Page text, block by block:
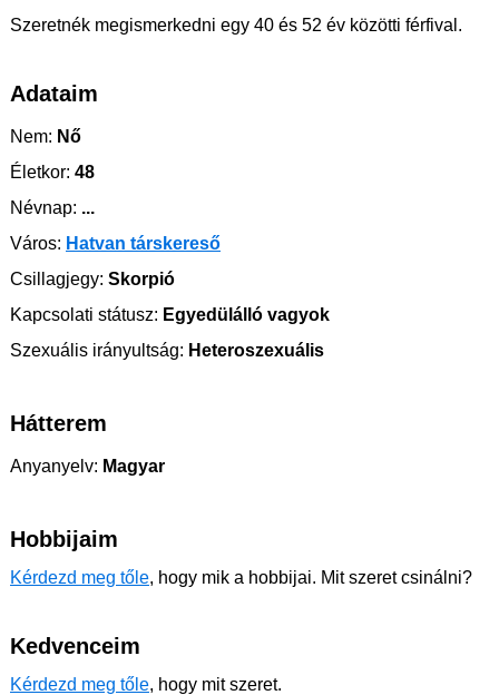
Szeretnék megismerkedni egy 40 és 52 év közötti férfival.
Adataim
Nem: Nő
Életkor: 48
Névnap: ...
Város: Hatvan társkereső
Csillagjegy: Skorpió
Kapcsolati státusz: Egyedülálló vagyok
Szexuális irányultság: Heteroszexuális
Hátterem
Anyanyelv: Magyar
Hobbijaim
Kérdezd meg tőle, hogy mik a hobbijai. Mit szeret csinálni?
Kedvenceim
Kérdezd meg tőle, hogy mit szeret.